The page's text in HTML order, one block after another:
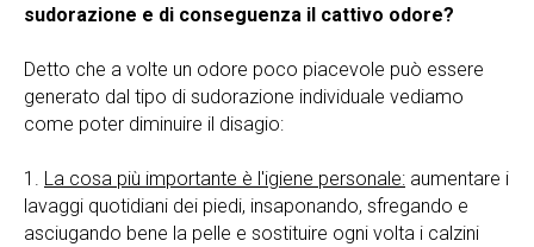
sudorazione e di conseguenza il cattivo odore?
Detto che a volte un odore poco piacevole può essere
generato dal tipo di sudorazione individuale vediamo
come poter diminuire il disagio:
1. La cosa più importante è l'igiene personale: aumentare i
lavaggi quotidiani dei piedi, insaponando, sfregando e
asciugando bene la pelle e sostituire ogni volta i calzini